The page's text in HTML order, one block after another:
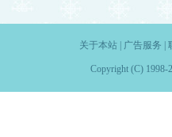
关于本站| 广告服务
Copyright (C) 1998-